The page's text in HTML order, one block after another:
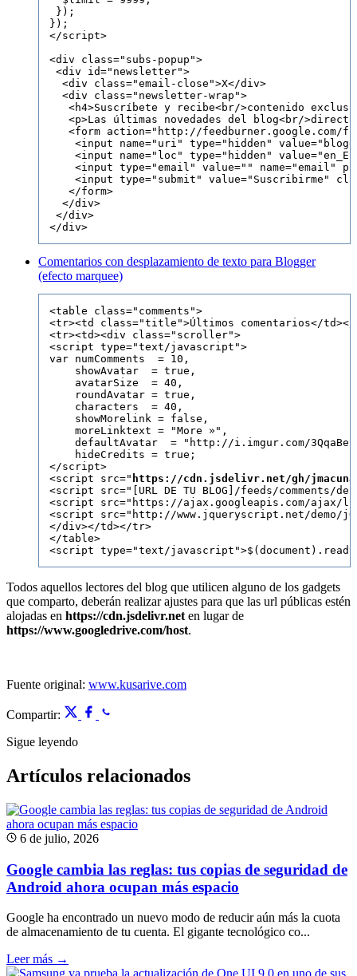
});
});
</script>
<div class="subs-popup">
<div id="newsletter">
  <div class="email-close">X</div>
  <div class="newsletter-wrap">
<h4>Suscríbete y recibe<br/>contenido
<p>Las últimas novedades del blog<br/
<form action="http://feedburner.google.com/
<input name="uri" type="hidden"
<input name="loc" type="hidden"
<input type="email" value="" name="email"
<input type="submit" value="Suscribirme"
   </form>
  </div>
</div>
Comentarios con desplazamiento de texto para Blogger
(efecto marquee)
<table class="comments">
<tr><td class="title">Últimos comentarios</
<tr><td><div class="scroller">
<script type="text/javascript">
var numComments  = 10,
    showAvatar  = true,
    avatarSize  = 40,
    roundAvatar = true,
    characters  = 40,
    showMorelink = false,
    moreLinktext = "More »",
defaultAvatar  = "http://i.imgur.com/
    hideCredits = true;
</script>
<script src=" https://cdn.jsdelivr.net/gh/jmacuna/
<script src="[URL DE TU BLOG]/feeds/comments/
<script src="https://ajax.googleapis.com/ajax/
<script src="http://www.jqueryscript.net/demo/
</div></td></tr>
</table>
Todos aquellos lectores del blog que utilicen alguno de los gadgets
que comparto, deberán realizar ajustes para que las url públicas estén
alojadas en https://cdn.jsdelivr.net en lugar de
https://www.googledrive.com/host.
Fuente original: www.kusarive.com
Compartir:
Sigue leyendo
Artículos relacionados
6 de julio, 2026
Google cambia las reglas: tus copias de seguridad de
Android ahora ocupan más espacio
Google ha encontrado un nuevo modo de reducir aún más la cuota
de almacenamiento de tu cuenta. El gigante tecnológico co...
Leer más →